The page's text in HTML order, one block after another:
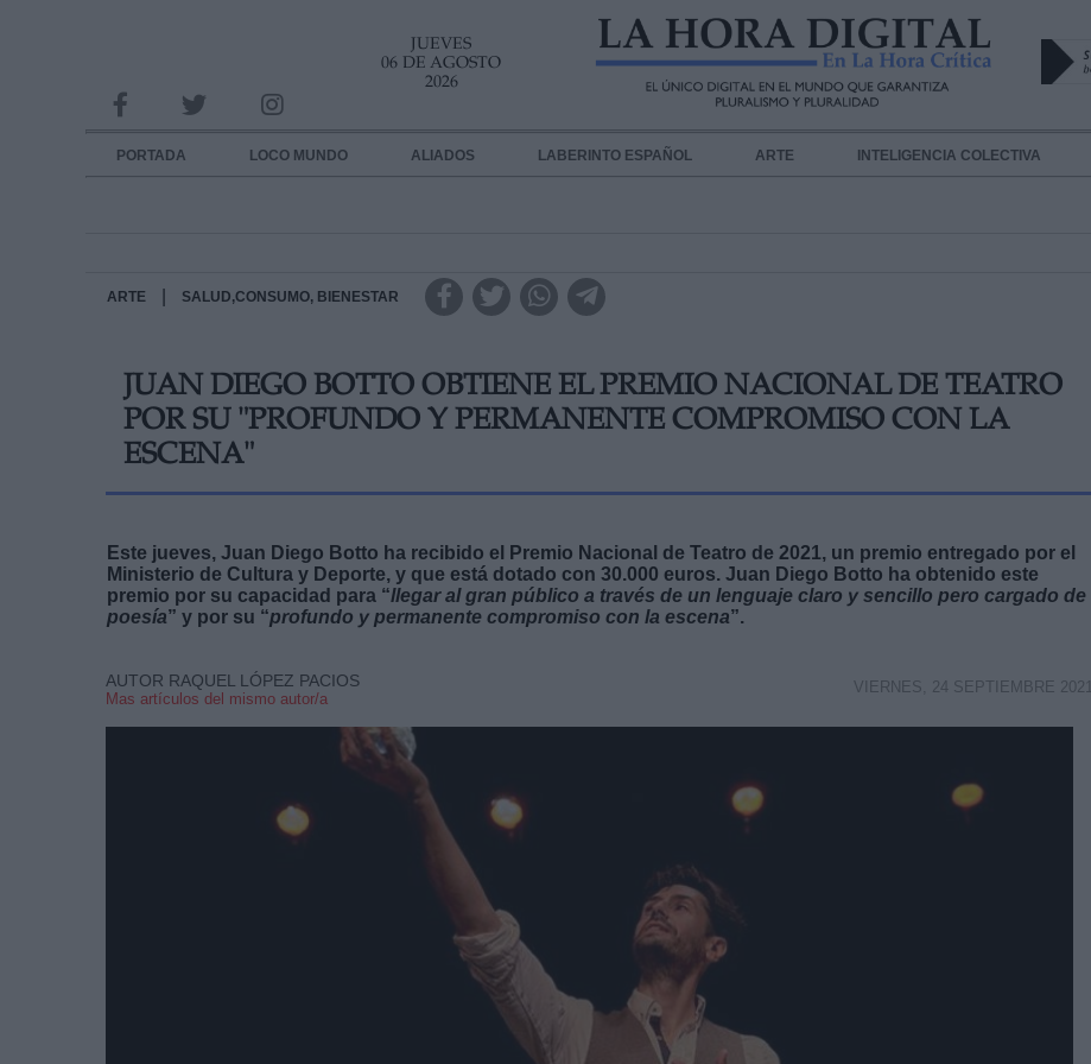
JUEVES
06 DE AGOSTO
2026
PORTADA LOCO MUNDO ALIADOS LABERINTO ESPAÑOL ARTE INTELIGENCIA COLECTIVA
ARTE SALUD,CONSUMO, BIENESTAR
JUAN DIEGO BOTTO OBTIENE EL PREMIO NACIONAL DE TEATRO
POR SU "PROFUNDO Y PERMANENTE COMPROMISO CON LA
ESCENA"
Este jueves, Juan Diego Botto ha recibido el Premio Nacional de Teatro de 2021, un premio entregado por el
Ministerio de Cultura y Deporte, y que está dotado con 30.000 euros. Juan Diego Botto ha obtenido este
premio por su capacidad para “llegar al gran público a través de un lenguaje claro y sencillo pero cargado de
poesía” y por su “profundo y permanente compromiso con la escena”.
AUTOR RAQUEL LÓPEZ PACIOS
Mas artículos del mismo autor/a
VIERNES, 24 SEPTIEMBRE 2021
INFORMACION SOBRE LA PROTECCIÓN DE TUS DATOS
Responsable:
Destinatarios:
link
Información adicional
link